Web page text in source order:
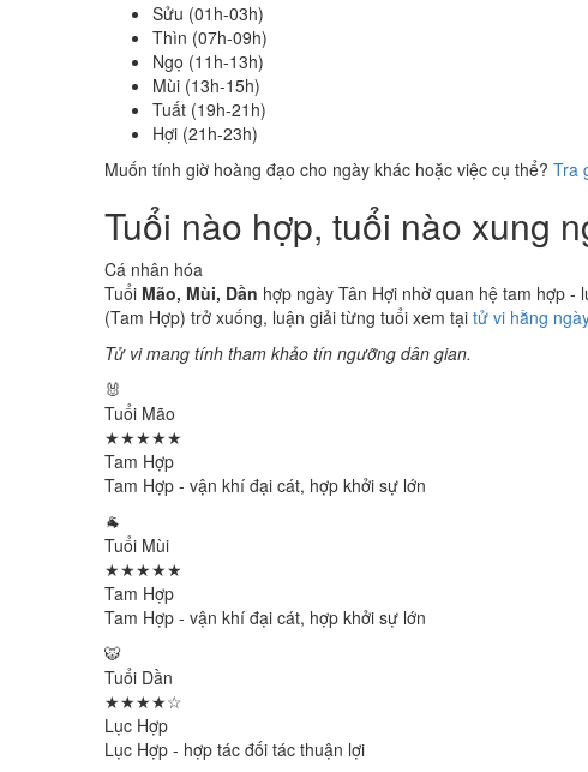
Sửu (01h-03h)
Thìn (07h-09h)
Ngọ (11h-13h)
Mùi (13h-15h)
Tuất (19h-21h)
Hợi (21h-23h)
Muốn tính giờ hoàng đạo cho ngày khác hoặc việc cụ thể? Tra
Tuổi nào hợp, tuổi nào xung
Cá nhân hóa
Tuổi Mão, Mùi, Dần hợp ngày Tân Hợi nhờ quan hệ tam hợp -
(Tam Hợp) trở xuống, luận giải từng tuổi xem tại tử vi hằng
Tử vi mang tính tham khảo tín ngưỡng dân gian.
🐰
Tuổi Mão
★★★★★
Tam Hợp
Tam Hợp - vận khí đại cát, hợp khởi sự lớn
🐐
Tuổi Mùi
★★★★★
Tam Hợp
Tam Hợp - vận khí đại cát, hợp khởi sự lớn
🐯
Tuổi Dần
★★★★☆
Lục Hợp
Lục Hợp - hợp tác đối tác thuận lợi